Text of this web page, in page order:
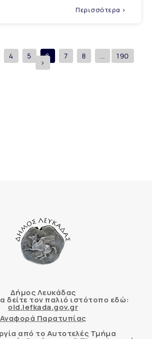
Περισσότερα >
4 5 6 7 8 ... 190
>
Δήμος Λευκάδας
δείτε τον παλιό ιστότοπο εδώ:
old.lefkada.gov.gr
Αναφορά Παρατυπίας
από το Αυτοτελές Τμήμα